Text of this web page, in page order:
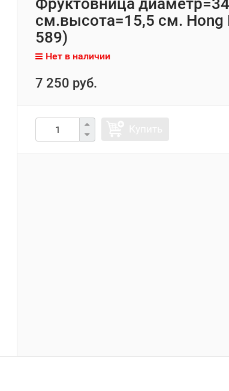
Фруктовница
см.высота=15,5 см. Hong
589)
Нет в наличии
7 250 руб.